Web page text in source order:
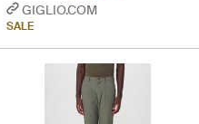
GIGLIO.COM
SALE